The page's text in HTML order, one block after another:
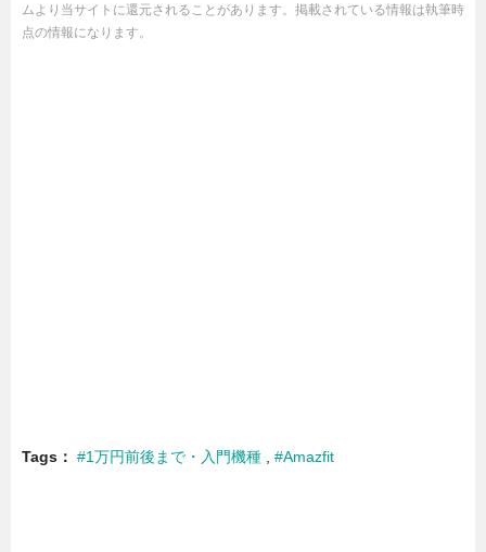
ムより当サイトに還元されることがあります。掲載されている情報は執筆時
点の情報になります。
Tags #1万円前後まで・入門機種 #Amazfit